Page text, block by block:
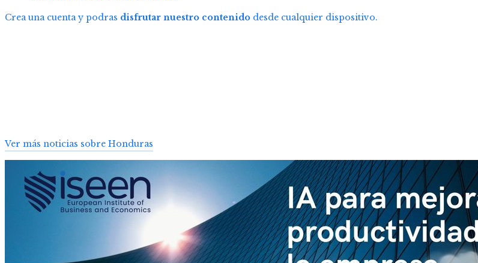
Crea una cuenta y podras disfrutar nuestro contenido desde cualquier dispositivo.
Ver más noticias sobre Honduras